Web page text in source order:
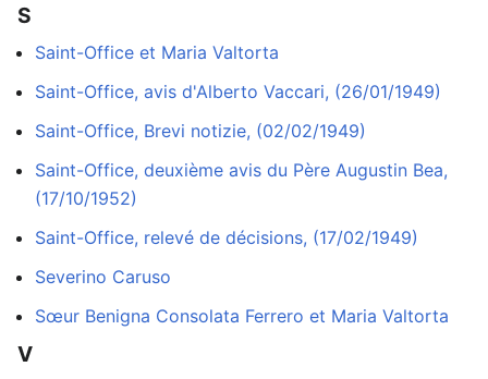
S
Saint-Office et Maria Valtorta
Saint-Office, avis d'Alberto Vaccari, (26/01/1949)
Saint-Office, Brevi notizie, (02/02/1949)
Saint-Office, deuxième avis du Père Augustin Bea,
(17/10/1952)
Saint-Office, relevé de décisions, (17/02/1949)
Severino Caruso
Sœur Benigna Consolata Ferrero et Maria Valtorta
V